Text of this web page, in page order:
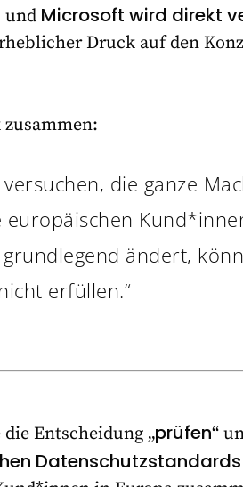
und Microsoft wird direkt
Druck auf den
die ganze
ändert,
erfüllen.“
Entscheidung „prüfen“